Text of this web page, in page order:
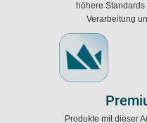
höhere
Verarbeitung
Produkte mit dieser